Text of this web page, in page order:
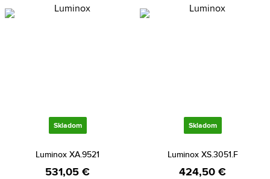
Skladom
Luminox XA.9521
531,05 €
Skladom
Luminox XS.3051.F
424,50 €